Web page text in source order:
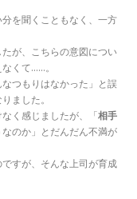
を聞くこともなく、一方
が、こちらの意図につい
くて……。
つもりはなかった」と誤
ました。
く感じましたが、「相手
のか」とだんだん不満が
すが、そんな上司が育成